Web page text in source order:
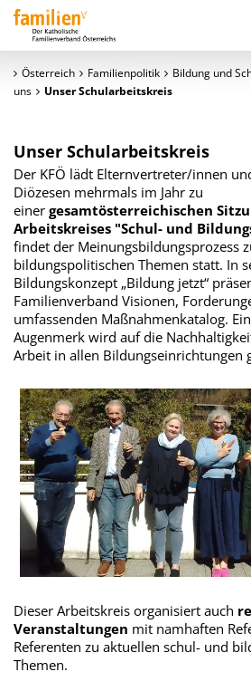
Österreich Familienpolitik Bildung und
uns
Unser Schularbeitskreis
Unser Schularbeitskreis
Der KFÖ lädt Elternvertreter/innen
Diözesen mehrmals im Jahr zu
einer gesamtösterreichischen
Arbeitskreises "Schul- und
findet der Meinungsbildungsprozess
bildungspolitischen Themen statt. In
Bildungskonzept „Bildung jetzt“
Familienverband Visionen,
umfassenden Maßnahmenkatalog.
Augenmerk wird auf die
Arbeit in allen Bildungseinrichtungen
Dieser Arbeitskreis organisiert auch
Veranstaltungen mit namhaften
Referenten zu aktuellen schul- und
Themen.